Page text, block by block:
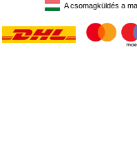
A csomagküldés a